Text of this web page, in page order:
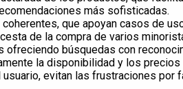
más sofisticadas.
que apoyan casos de
de la compra de varios
ofreciendo búsquedas con
la disponibilidad y los
evitan las frustraciones por